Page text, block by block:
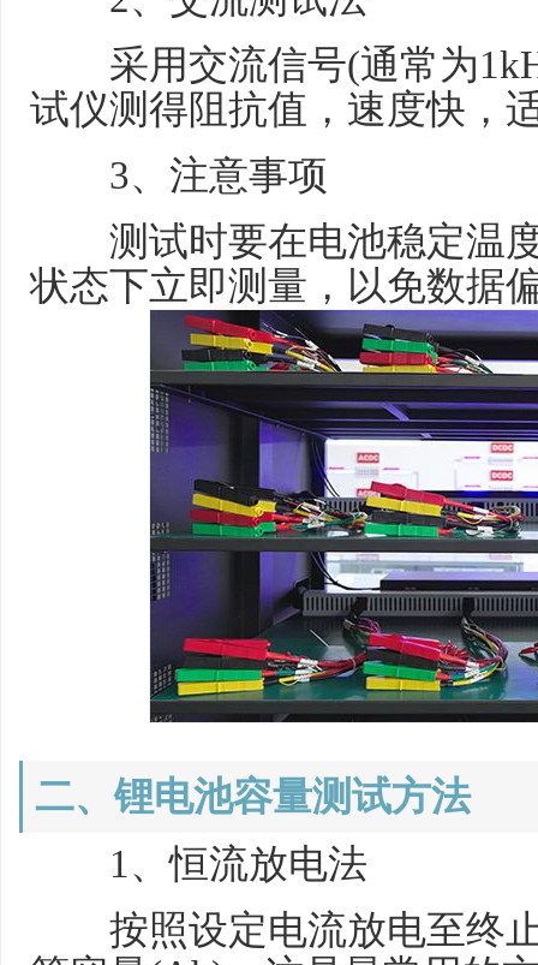
采用交流信号(通常为
试仪测得阻抗值，速度快，
3、注意事项
测试时要在电池稳定温度
状态下立即测量，以免数据
二、锂电池容量测试方法
1、恒流放电法
按照设定电流放电至终止